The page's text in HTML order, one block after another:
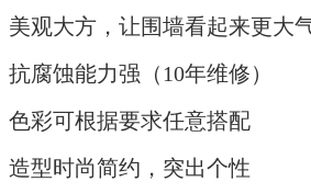
美观大方，让围墙看起来更大
抗腐蚀能力强（10年维修）
色彩可根据要求任意搭配
造型时尚简约，突出个性